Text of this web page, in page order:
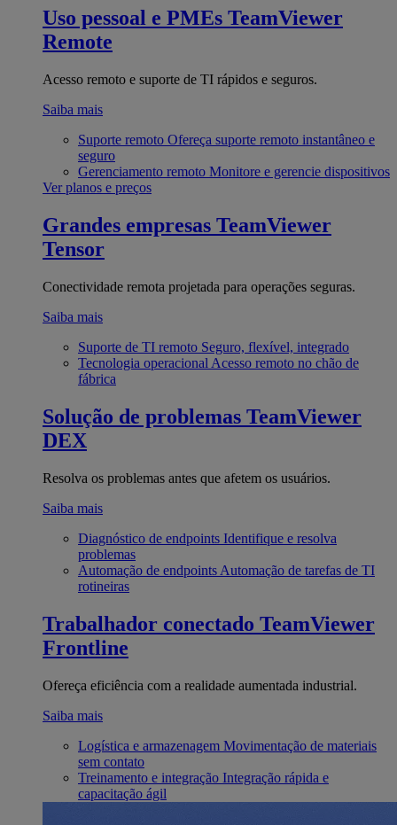
Uso pessoal e PMEs TeamViewer
Remote
Acesso remoto e suporte de TI rápidos e seguros.
Saiba mais
Suporte remoto Ofereça suporte remoto instantâneo e
seguro
Gerenciamento remoto Monitore e gerencie dispositivos
Ver planos e preços
Grandes empresas TeamViewer
Tensor
Conectividade remota projetada para operações seguras.
Saiba mais
Suporte de TI remoto Seguro, flexível, integrado
Tecnologia operacional Acesso remoto no chão de
fábrica
Solução de problemas TeamViewer
DEX
Resolva os problemas antes que afetem os usuários.
Saiba mais
Diagnóstico de endpoints Identifique e resolva
problemas
Automação de endpoints Automação de tarefas de TI
rotineiras
Trabalhador conectado TeamViewer
Frontline
Ofereça eficiência com a realidade aumentada industrial.
Saiba mais
Logística e armazenagem Movimentação de materiais
sem contato
Treinamento e integração Integração rápida e
capacitação ágil